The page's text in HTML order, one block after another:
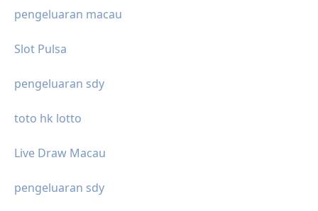
pengeluaran macau
Slot Pulsa
pengeluaran sdy
toto hk lotto
Live Draw Macau
pengeluaran sdy